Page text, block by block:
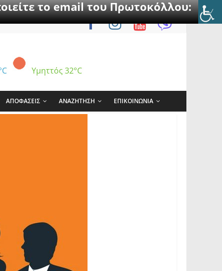
το email του Πρωτοκόλλου:
Υμηττός 32°C
ΑΠΟΦΑΣΕΙΣ ΑΝΑΖΗΤΗΣΗ ΕΠΙΚΟΙΝΩΝΙΑ